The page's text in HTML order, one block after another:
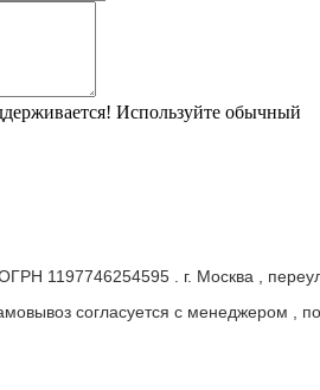
Используйте обычный
1197746254595 . г. Москва ,
согласуется с менеджером ,